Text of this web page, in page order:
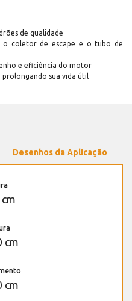
de qualidade
o coletor de escape e o tubo de
e eficiência do motor
sua vida útil
Desenhos da Aplicação
cm
cm